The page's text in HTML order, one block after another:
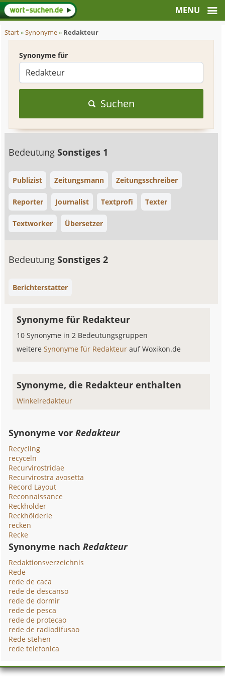
Start»Synonyme» Redakteur
Synonyme für
Suchen
BedeutungSonstiges 1
Publizist Zeitungsmann Zeitungsschreiber
Reporter Journalist Textprofi Texter
Textworker Übersetzer
BedeutungSonstiges 2
Berichterstatter
Synonyme für Redakteur
10 Synonyme in 2 Bedeutungsgruppen
weitereSynonyme für Redakteurauf Woxikon.de
Synonyme, die Redakteur enthalten
Winkelredakteur
Synonyme vorRedakteur
Recycling
recyceln
Recurvirostridae
Recurvirostra avosetta
Record Layout
Reconnaissance
Reckholder
Reckhölderle
recken
Recke
Synonyme nachRedakteur
Redaktionsverzeichnis
Rede
rede de caca
rede de descanso
rede de dormir
rede de pesca
rede de protecao
rede de radiodifusao
Rede stehen
rede telefonica